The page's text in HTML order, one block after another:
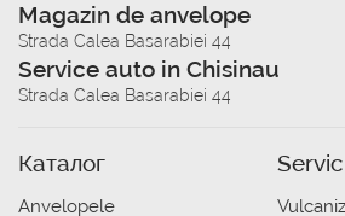
Magazin de anvelope
Strada Calea Basarabiei 44
Service auto in Chisinau
Strada Calea Basarabiei 44
Каталог
Anvelopele